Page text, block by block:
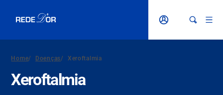
Home/ Doenças/ Xeroftalmia
Xeroftalmia